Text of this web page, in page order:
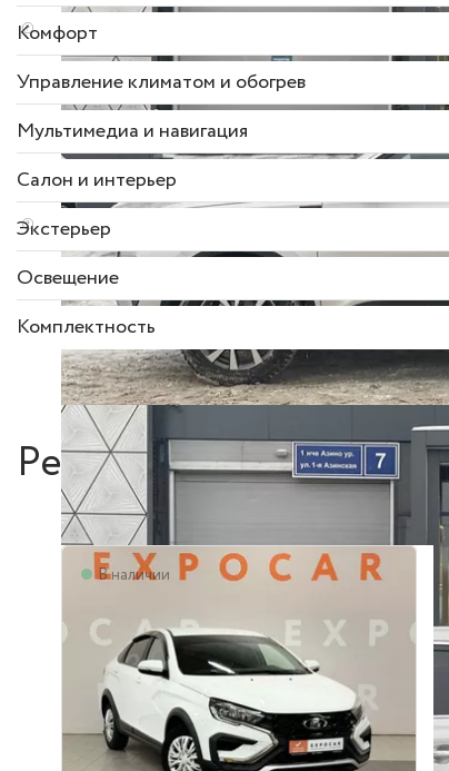
Комфорт
Управление климатом и обогрев
Мультимедиа и навигация
Салон и интерьер
Экстерьер
Освещение
Комплектность
Рекомендуем
В наличии